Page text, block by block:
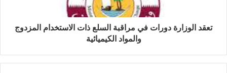
تعقد الوزارة دورات في مراقبة السلع ذات الاستخدام المزدوج
والمواد الكيميائية